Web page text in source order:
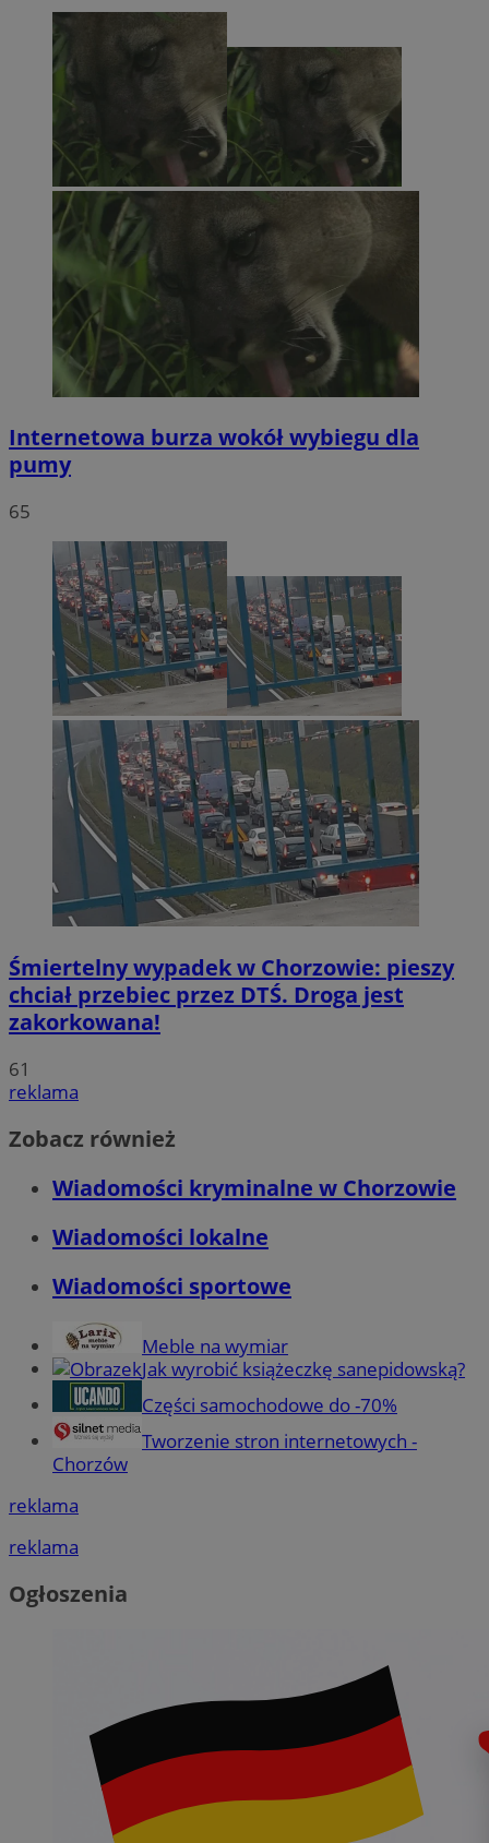
Internetowa burza wokół wybiegu dla
pumy
65
Śmiertelny wypadek w Chorzowie: pieszy
chciał przebiec przez DTŚ. Droga jest
zakorkowana!
61
reklama
Zobacz również
Wiadomości kryminalne w Chorzowie
Wiadomości lokalne
Wiadomości sportowe
Meble na wymiar
Jak wyrobić książeczkę sanepidowską?
Części samochodowe do -70%
Tworzenie stron internetowych -
Chorzów
reklama
reklama
Ogłoszenia